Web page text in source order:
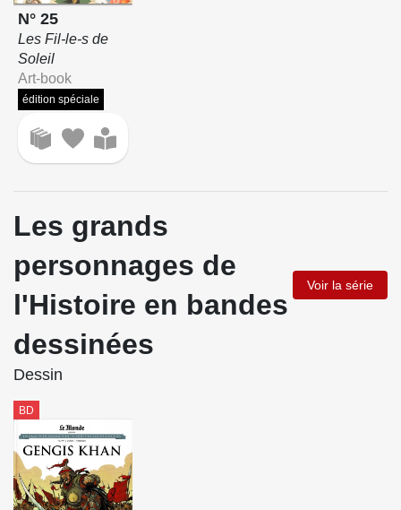
N° 25
Les Fil-le-s de
Soleil
Art-book
édition spéciale
Les grands
personnages de
l'Histoire en bandes
dessinées
Voir la série
Dessin
BD